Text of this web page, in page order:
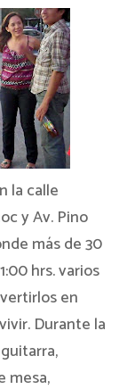
la calle
y Av. Pino
más de 30
hrs. varios
en
Durante la
mesa,